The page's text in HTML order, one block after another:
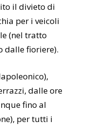
il divieto di
per i veicoli
(nel tratto
dalle fioriere).
dalle ore
fino al
per tutti i